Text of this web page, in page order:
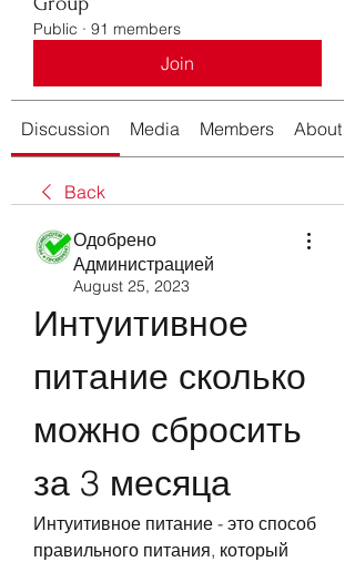
Public · 91 members
Join
Discussion Media Members About
Back
Одобрено
Администрацией
August 25, 2023
Интуитивное
питание сколько
можно сбросить
за 3 месяца
Интуитивное питание - это способ
правильного питания, который